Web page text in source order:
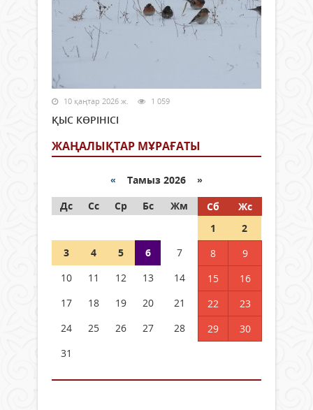
10 қаңтар 2026 ж. 1 059
ҚЫС КӨРІНІСІ
ЖАҢАЛЫҚТАР МҰРАҒАТЫ
« Тамыз 2026 »
Дс
Сс Ср Бс Жм Сб
Жс
1
2
3
4 5 6 7 8
9
10
11 12 13 14 15
16
17
18 19 20 21 22
23
24
25 26 27 28 29
30
31